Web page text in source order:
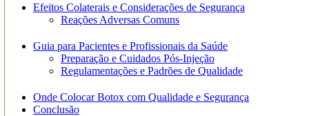
Efeitos Colaterais e Considerações de Segurança
Reações Adversas Comuns
Guia para Pacientes e Profissionais da Saúde
Preparação e Cuidados Pós-Injeção
Regulamentações e Padrões de Qualidade
Onde Colocar Botox com Qualidade e Segurança
Conclusão